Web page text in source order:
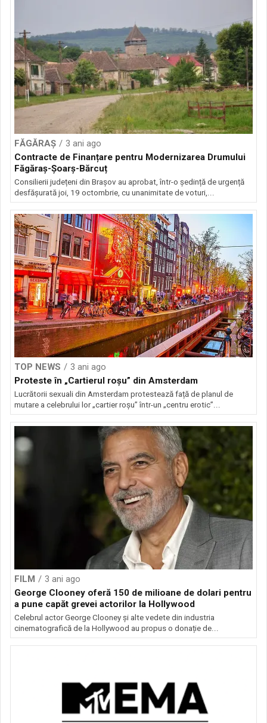
FĂGĂRAȘ
3 ani ago
Contracte de Finanțare pentru Modernizarea Drumului
Făgăraș-Șoarș-Bărcuț
Consilierii județeni din Brașov au aprobat, într-o ședință de urgență
desfășurată joi, 19 octombrie, cu unanimitate de voturi,...
TOP NEWS
3 ani ago
Proteste în „Cartierul roșu” din Amsterdam
Lucrătorii sexuali din Amsterdam protestează față de planul de
mutare a celebrului lor „cartier roșu” într-un „centru erotic”...
FILM
3 ani ago
George Clooney oferă 150 de milioane de dolari pentru
a pune capăt grevei actorilor la Hollywood
Celebrul actor George Clooney și alte vedete din industria
cinematografică de la Hollywood au propus o donație de...